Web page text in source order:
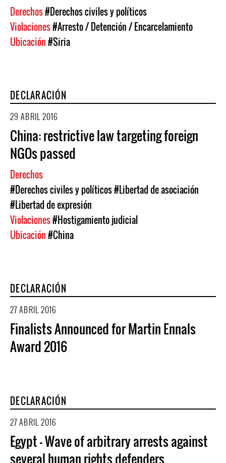
Derechos#Derechos civiles y políticos
Violaciones#Arresto / Detención / Encarcelamiento
Ubicación#Siria
DECLARACIÓN
29 ABRIL 2016
China: restrictive law targeting foreign
NGOs passed
Derechos
#Derechos civiles y políticos#Libertad de asociación
#Libertad de expresión
Violaciones#Hostigamiento judicial
Ubicación#China
DECLARACIÓN
27 ABRIL 2016
Finalists Announced for Martin Ennals
Award 2016
DECLARACIÓN
27 ABRIL 2016
Egypt - Wave of arbitrary arrests against
several human rights defenders